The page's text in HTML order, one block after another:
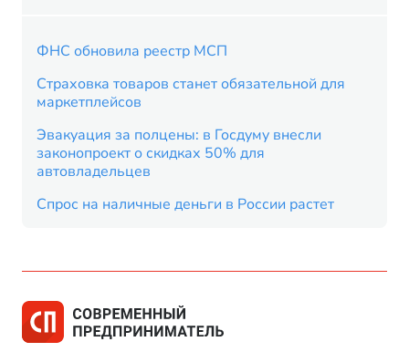
ФНС обновила реестр МСП
Страховка товаров станет обязательной для
маркетплейсов
Эвакуация за полцены: в Госдуму внесли
законопроект о скидках 50% для
автовладельцев
Спрос на наличные деньги в России растет